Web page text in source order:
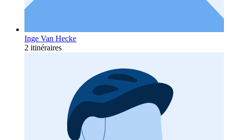
Inge Van Hecke
2 itinéraires